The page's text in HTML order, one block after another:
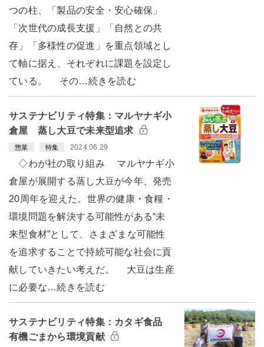
つの柱、「製品の安全・安心確保」
「次世代の成長支援」「自然との共
存」「多様性の促進」を重点領域とし
て軸に据え、それぞれに課題を設定し
ている。 その…続きを読む
サステナビリティ特集：マルヤナギ小
倉屋 蒸し大豆で未来型追求
惣菜 特集 2024.06.29
◇わが社の取り組み マルヤナギ小
倉屋が展開する蒸し大豆が今年、発売
20周年を迎えた。世界の健康・食糧・
環境問題を解決する可能性がある“未
来型食材”として、さまざまな可能性
を追求することで持続可能な社会に貢
献していきたい考えだ。 大豆は生産
に必要な…続きを読む
サステナビリティ特集：カタギ食品
有機ごまから環境貢献